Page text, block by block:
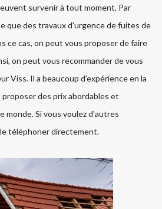
survenir à tout moment. Par
que des travaux d'urgence de fuites de
ce cas, on peut vous proposer de faire
on peut vous recommander de vous
Viss. Il a beaucoup d'expérience en la
des prix abordables et
monde. Si vous voulez d'autres
téléphoner directement.